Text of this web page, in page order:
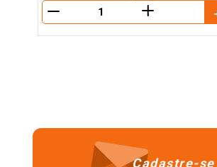
＋
Cadastre-